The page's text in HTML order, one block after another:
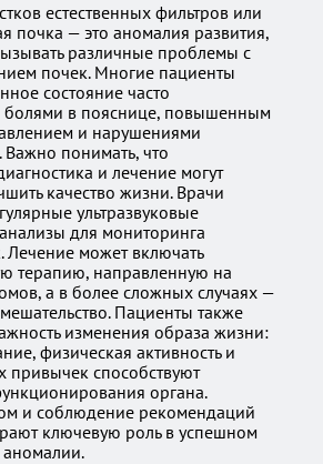
естественных фильтров или
почка — это аномалия развития,
различные проблемы с
почек. Многие пациенты
состояние часто
болями в пояснице, повышенным
и нарушениями
Важно понимать, что
и лечение могут
качество жизни. Врачи
ультразвуковые
для мониторинга
Лечение может включать
терапию, направленную на
а в более сложных случаях —
Пациенты также
изменения образа жизни:
физическая активность и
привычек способствуют
органа.
и соблюдение рекомендаций
ключевую роль в успешном